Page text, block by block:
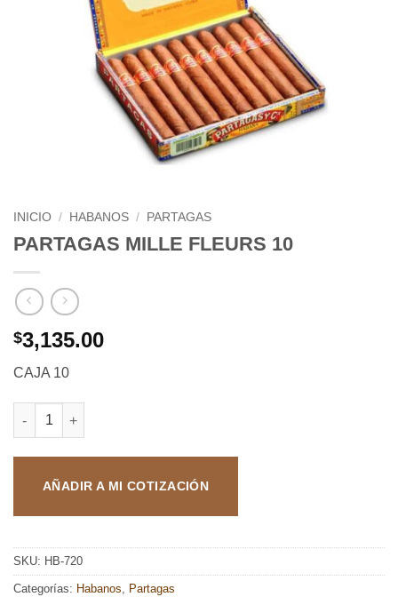
INICIO / HABANOS / PARTAGAS
PARTAGAS MILLE FLEURS 10
$3,135.00
CAJA 10
PARTAGAS MILLE FLEURS 10 cantidad
AÑADIR A MI COTIZACIÓN
SKU: HB-720
Categorías: Habanos, Partagas